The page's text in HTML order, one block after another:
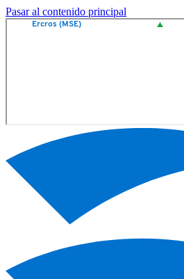
Pasar al contenido principal